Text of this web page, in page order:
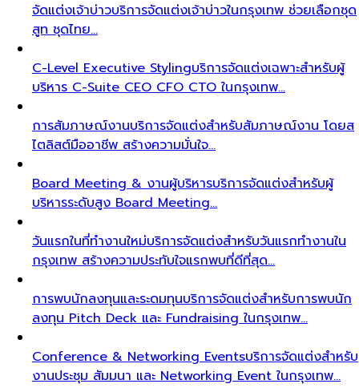
จัดแต่งเจ้าบ่าวบริการจัดแต่งเจ้าบ่าวในกรุงเทพ ช่วยเลือกชุด
สูท ชุดไทย…
C-Level Executive Stylingบริการจัดแต่งเฉพาะสำหรับผู้
บริหาร C-Suite CEO CFO CTO ในกรุงเทพ…
การสัมภาษณ์งานบริการจัดแต่งสำหรับสัมภาษณ์งาน โดยส
ไตลิสต์มืออาชีพ สร้างความมั่นใจ…
Board Meeting & งานผู้บริหารบริการจัดแต่งสำหรับผู้
บริหารระดับสูง Board Meeting…
วันแรกในที่ทำงานใหม่บริการจัดแต่งสำหรับวันแรกทำงานใน
กรุงเทพ สร้างความประทับใจแรกพบที่ดีที่สุด…
การพบนักลงทุนและระดมทุนบริการจัดแต่งสำหรับการพบนัก
ลงทุน Pitch Deck และ Fundraising ในกรุงเทพ…
Conference & Networking Eventsบริการจัดแต่งสำหรับ
งานประชุม สัมมนา และ Networking Event ในกรุงเทพ…